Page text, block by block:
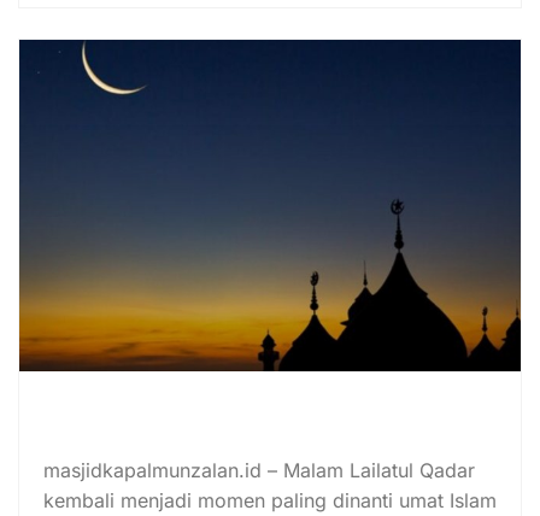
masjidkapalmunzalan.id – Malam Lailatul Qadar
kembali menjadi momen paling dinanti umat Islam